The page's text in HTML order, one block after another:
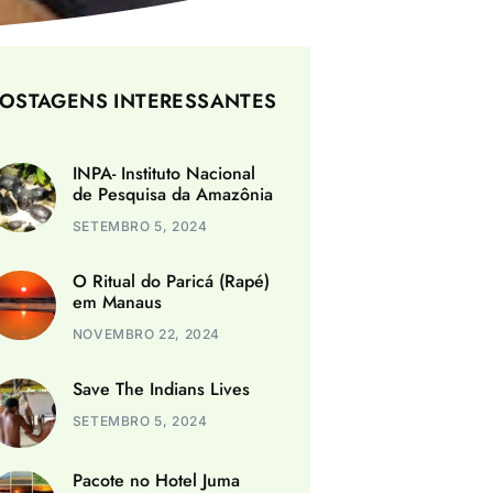
INTERESSANTES
INPA- Instituto Nacional
de Pesquisa da Amazônia
SETEMBRO 5, 2024
O Ritual do Paricá (Rapé)
em Manaus
NOVEMBRO 22, 2024
Save The Indians Lives
SETEMBRO 5, 2024
Pacote no Hotel Juma